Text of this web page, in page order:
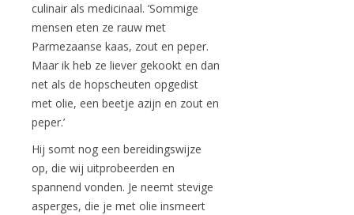
culinair als medicinaal. ‘Sommige
mensen eten ze rauw met
Parmezaanse kaas, zout en peper.
Maar ik heb ze liever gekookt en dan
net als de hopscheuten opgedist
met olie, een beetje azijn en zout en
peper.’
Hij somt nog een bereidingswijze
op, die wij uitprobeerden en
spannend vonden. Je neemt stevige
asperges, die je met olie insmeert